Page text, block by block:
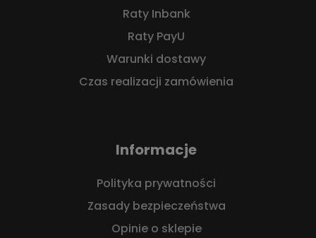
Raty Inbank
Raty PayU
Warunki dostawy
Czas realizacji zamówienia
Informacje
Polityka prywatności
Zasady bezpieczeństwa
Opinie o sklepie